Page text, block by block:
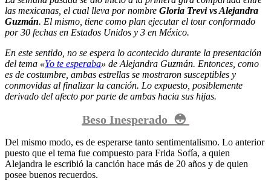
las mexicanas, el cual lleva por nombre Gloria Trevi vs Alejandra
Guzmán. El mismo, tiene como plan ejecutar el tour conformado
por 30 fechas en Estados Unidos y 3 en México.
En este sentido, no se espera lo acontecido durante la presentación
del tema «Yo te esperaba» de Alejandra Guzmán. Entonces, como
es de costumbre, ambas estrellas se mostraron susceptibles y
conmovidas al finalizar la canción. Lo expuesto, posiblemente
derivado del afecto por parte de ambas hacia sus hijas.
Beso Inesperado 😳
Del mismo modo, es de esperarse tanto sentimentalismo. Lo anterior
puesto que el tema fue compuesto para Frida Sofía, a quien
Alejandra le escribió la canción hace más de 20 años y de quien
posee buenos recuerdos.